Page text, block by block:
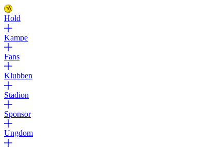
Hold
Kampe
Fans
Klubben
Stadion
Sponsor
Ungdom